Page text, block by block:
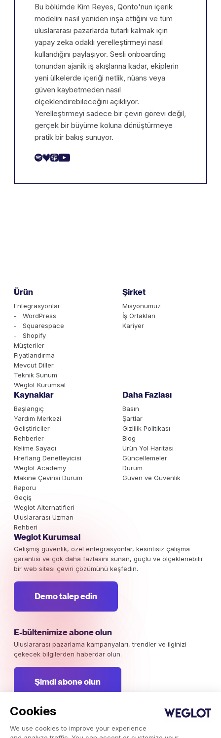
Cookies
We use cookies to improve your experience
Bu bölümde Kim Reyes, Qonto'nun içerik
modelini nasıl yeniden inşa ettiğini ve tüm
uluslararası pazarlarda tutarlı kalmak için
yapay zeka odaklı yerelleştirmeyi nasıl
kullandığını paylaşıyor. Sesli onboarding
tonundan ajanik iş akışlarına kadar, ekiplerin
yeni ülkelerde içeriği netlik, nüans veya
güven kaybetmeden nasıl
ölçeklendirebileceğini açıklıyor.
Yerelleştirmeyi sadece bir çeviri görevi değil,
gerçek bir büyüme koluna dönüştürmeye
pratik bir bakış sunuyor.
Ürün
Entegrasyonlar
- WordPress
- Squarespace
- Shopify
Müşteriler
Fiyatlandırma
Mevcut Diller
Teknik Sunum
Weglot Kurumsal
Şirket
Misyonumuz
İş Ortakları
Kariyer
Kaynaklar
Başlangıç
Yardım Merkezi
Geliştiriciler
Rehberler
Kelime Sayacı
Hreflang Denetleyicisi
Weglot Academy
Makine Çevirisi Durum
Raporu
Geçiş
Weglot Alternatifleri
Uluslararası Uzman
Rehberi
Daha Fazlası
Basın
Şartlar
Gizlilik Politikası
Blog
Ürün Yol Haritası
Güncellemeler
Durum
Güven ve Güvenlik
Weglot Kurumsal
Gelişmiş güvenlik, özel entegrasyonlar, kesintisiz çalışma
garantisi ve çok daha fazlasını sunan, güçlü ve ölçeklenebilir
bir web sitesi çeviri çözümünü keşfedin.
Demo talep edin
E-bültenimize abone olun
Uluslararası pazarlama kampanyaları, trendler ve ilginizi
çekecek bilgilerden haberdar olun.
Şimdi abone olun
Weglot © 2026, Çeviri hizmeti.